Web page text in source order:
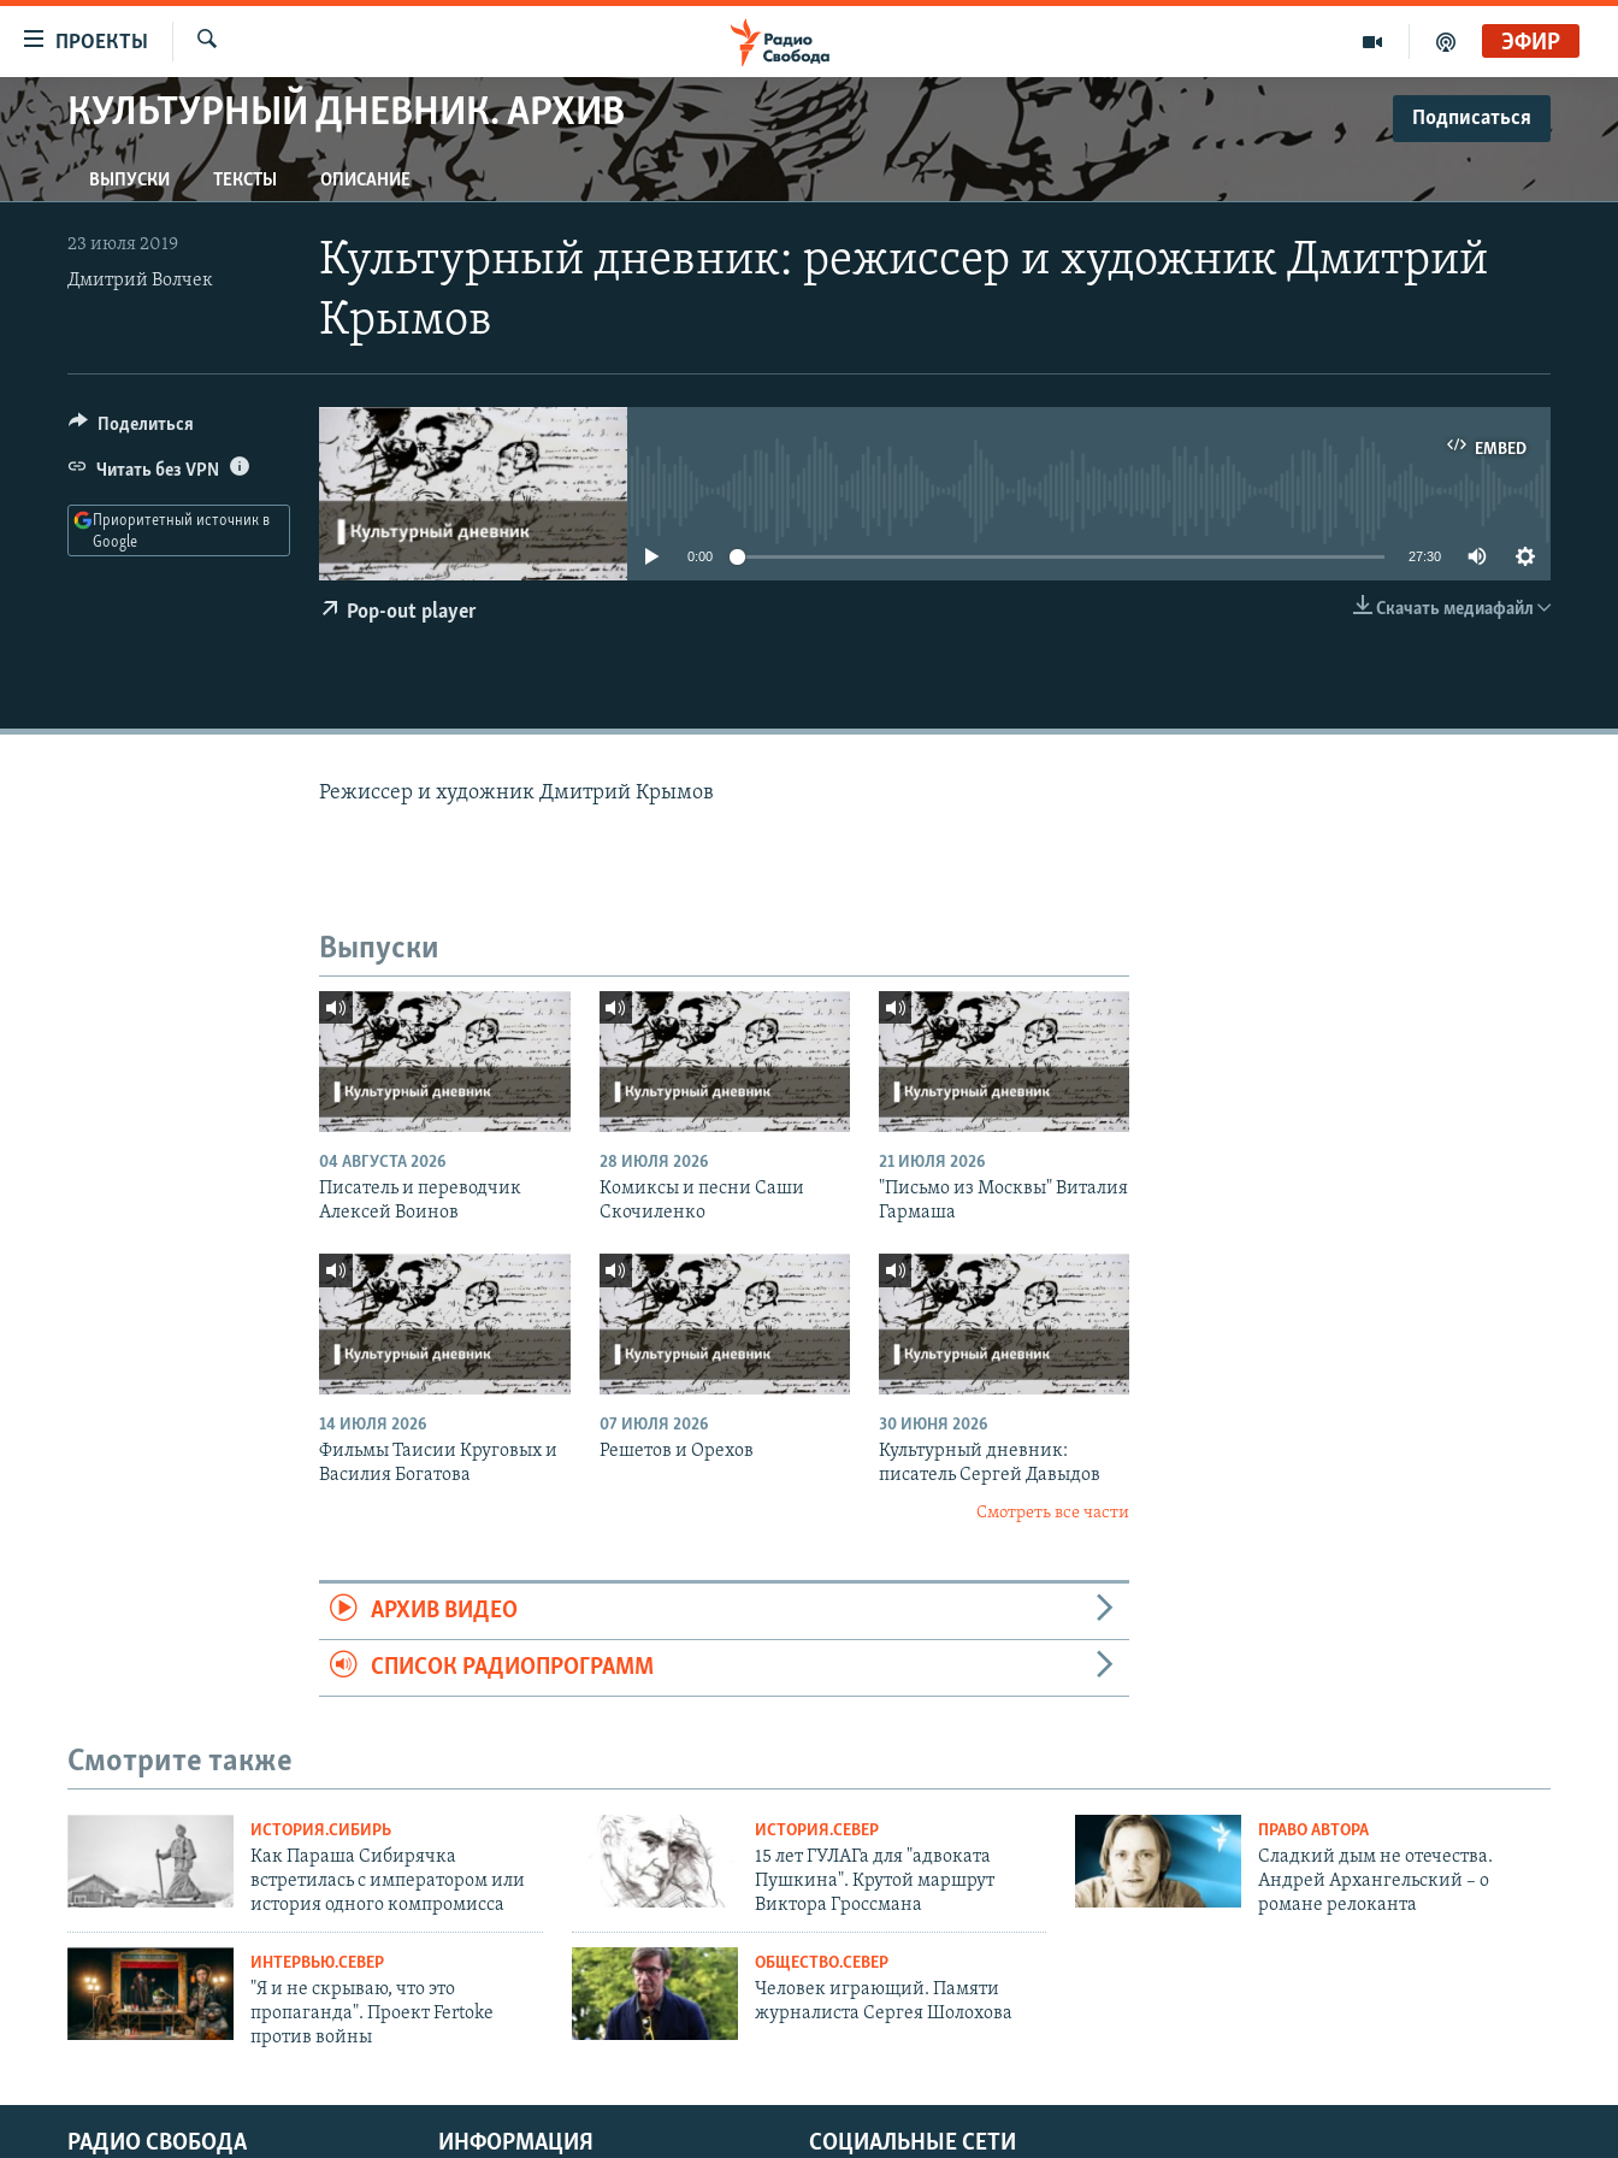
упрощенного
доступа
Вернуться
к
основному
содержанию
Вернутся
ПРОЕКТЫ
ПРОГРАММЫ
ПОДКАСТЫ
АВТОРСКИЕ ПРОЕКТЫ
ЦИТАТЫ СВОБОДЫ
МНЕНИЯ
IDEL.РЕАЛИИ
КАВКАЗ.РЕАЛИИ
СЕВЕР.РЕАЛИИ
СИБИРЬ.РЕАЛИИ
РАСПИСАНИЕ ВЕЩАНИЯ
Искать
ЭФИР
КУЛЬТУРНЫЙ ДНЕВНИК. АРХИВ Подписаться
Apple Podcasts
ВЫПУСКИ ТЕКСТЫ ОПИСАНИЕ
Культурный дневник: режиссер и художник Дмитрий
Крымов
23 июля 2019
Дмитрий Волчек
EMBED
EMBED
0:00 27:30
Скачать медиафайл
Pop-out player
Поделиться
Читать без VPN
Приоритетный источник в
Google
Режиссер и художник Дмитрий Крымов
Выпуски
04 АВГУСТА 2026
Писатель и переводчик
Алексей Воинов
28 ИЮЛЯ 2026
Комиксы и песни Саши
Скочиленко
21 ИЮЛЯ 2026
"Письмо из Москвы" Виталия
Гармаша
14 ИЮЛЯ 2026
Фильмы Таисии Круговых и
Василия Богатова
07 ИЮЛЯ 2026
Решетов и Орехов
30 ИЮНЯ 2026
Культурный дневник:
писатель Сергей Давыдов
Смотреть все части
АРХИВ ВИДЕО
СПИСОК РАДИОПРОГРАММ
Смотрите также
ИСТОРИЯ.СИБИРЬ
Как Параша Сибирячка
встретилась с императором или
история одного компромисса
ИСТОРИЯ.СЕВЕР
15 лет ГУЛАГа для "адвоката
Пушкина". Крутой маршрут
Виктора Гроссмана
ПРАВО АВТОРА
Сладкий дым не отечества.
Андрей Архангельский – о
романе релоканта
ИНТЕРВЬЮ.СЕВЕР
"Я и не скрываю, что это
пропаганда". Проект Fertoke
против войны
ОБЩЕСТВО.СЕВЕР
Человек играющий. Памяти
журналиста Сергея Шолохова
СОЦИАЛЬНЫЕ СЕТИ
РАДИО СВОБОДА ИНФОРМАЦИЯ